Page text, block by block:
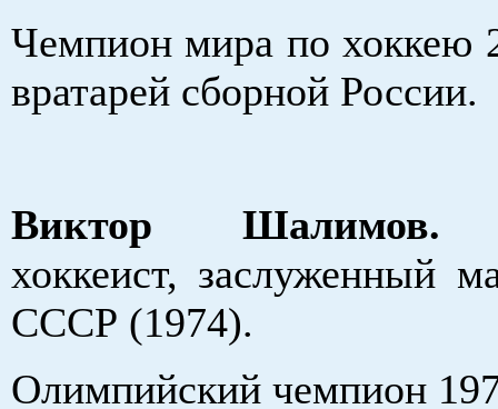
Чемпион мира по хоккею
вратарей сборной России.
Виктор Шалимов.
хоккеист, заслуженный
СССР (1974).
Олимпийский чемпион